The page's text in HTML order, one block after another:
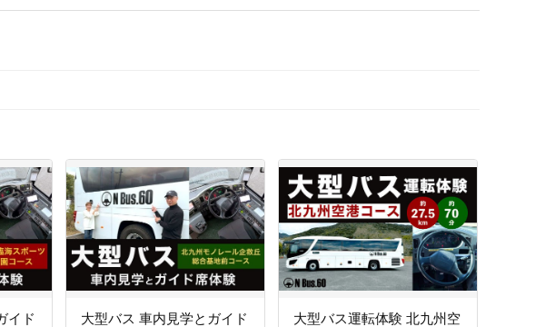
イド
大型バス 車内見学とガイド
大型バス運転体験 北九州空